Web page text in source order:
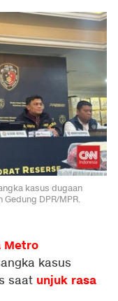
kasus dugaan
DPR/MPR.
Metro
kasus
saat unjuk rasa